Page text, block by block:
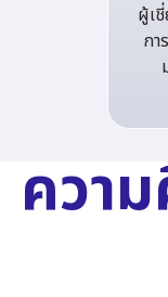
ผู้เ
กา
ควา